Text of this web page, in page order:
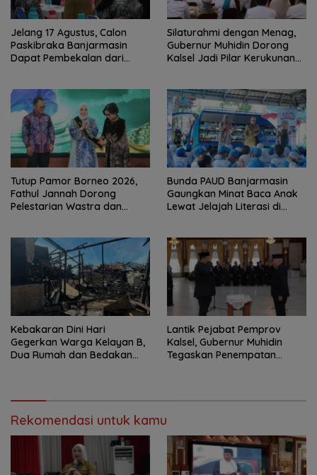
Jelang 17 Agustus, Calon
Paskibraka Banjarmasin
Dapat Pembekalan dari
Silaturahmi dengan Menag,
Gubernur Muhidin Dorong
Kalsel Jadi Pilar Kerukunan
Tutup Pamor Borneo 2026,
Fathul Jannah Dorong
Pelestarian Wastra dan
Bunda PAUD Banjarmasin
Gaungkan Minat Baca Anak
Lewat Jelajah Literasi di
Kebakaran Dini Hari
Gegerkan Warga Kelayan B,
Dua Rumah dan Bedakan
Lantik Pejabat Pemprov
Kalsel, Gubernur Muhidin
Tegaskan Penempatan
Rekomendasi untuk kamu